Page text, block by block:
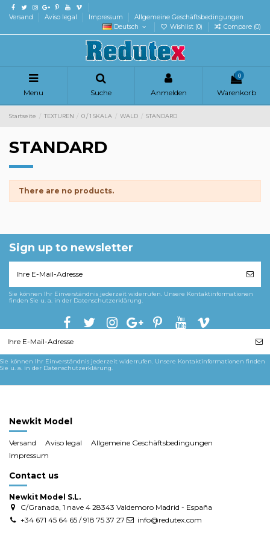
Versand Aviso legal Impressum
Allgemeine Geschäftsbedingungen
Deutsch
Wishlist (0) Compare (0)
Menu Suche Anmelden
0
Warenkorb
Startseite TEXTUREN 0 / 1 SKALA WALD STANDARD
STANDARD
There are no products.
Sign up to newsletter
Sie können Ihr Einverständnis jederzeit widerrufen. Unsere Kontaktinformationen
finden Sie u. a. in der Datenschutzerklärung.
Sie können Ihr Einverständnis jederzeit widerrufen. Unsere Kontaktinformationen finden
Sie u. a. in der Datenschutzerklärung.
Newkit Model
Versand Aviso legal
Allgemeine Geschäftsbedingungen
Impressum
Contact us
Newkit Model S.L.
C/Granada, 1 nave 4 28343 Valdemoro Madrid - España
+34 671 45 64 65 / 918 75 37 27
info@redutex.com